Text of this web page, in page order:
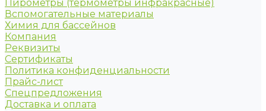
Пирометры (термометры инфракрасные)
Вспомогательные материалы
Химия для бассейнов
Компания
Реквизиты
Сертификаты
Политика конфиденциальности
Прайс-лист
Спецпредложения
Доставка и оплата